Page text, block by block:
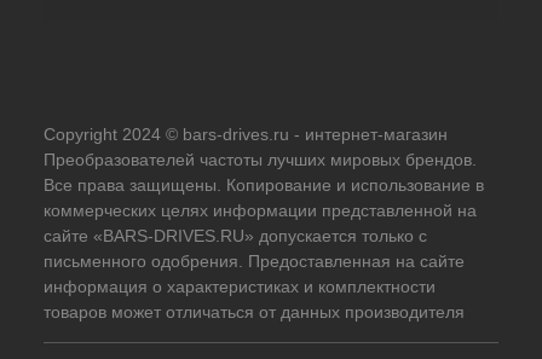
Copyright 2024 © bars-drives.ru - интернет-магазин
Преобразователей частоты лучших мировых брендов.
Все права защищены. Копирование и использование в
коммерческих целях информации представленной на
сайте «BARS-DRIVES.RU» допускается только с
письменного одобрения. Предоставленная на сайте
информация о характеристиках и комплектности
товаров может отличаться от данных производителя